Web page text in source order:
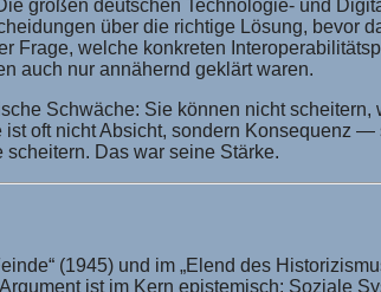
großen deutschen Technologie- und
über die richtige Lösung, bevor
Frage, welche konkreten
auch nur annähernd geklärt waren.
Schwäche: Sie können nicht
oft nicht Absicht, sondern Konsequenz
Das war seine Stärke.
(1945) und im „Elend des
ist im Kern epistemisch: Soziale